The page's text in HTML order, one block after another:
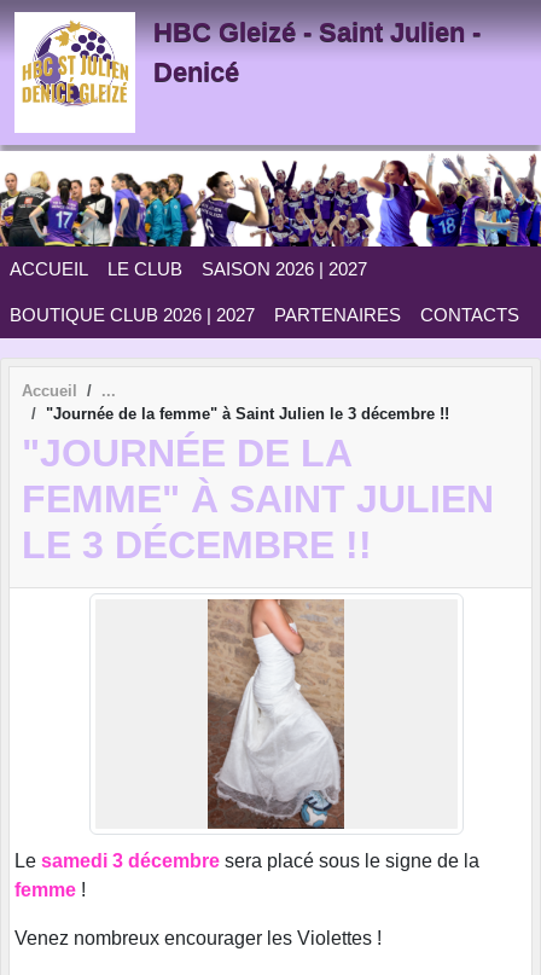
HBC Gleizé - Saint Julien -
Denicé
ACCUEIL LE CLUB SAISON 2026 | 2027
BOUTIQUE CLUB 2026 | 2027 PARTENAIRES CONTACTS
Accueil
"Journée de la femme" à Saint Julien le 3 décembre !!
"JOURNÉE DE LA
FEMME" À SAINT JULIEN
LE 3 DÉCEMBRE !!
Le samedi 3 décembre sera placé sous le signe de la
femme !
Venez nombreux encourager les Violettes !
Panneau de gestion des cookies